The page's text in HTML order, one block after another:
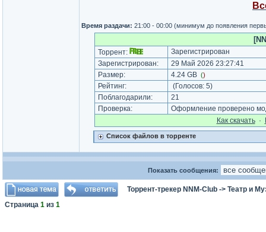
Время раздачи: 21:00 - 00:00 (минимум до появления
Торрент:
Зарегистрирован
Зарегистрирован:
29 Май 2026 23:27:41
Размер:
4.24 GB ()
Рейтинг: (Голосов: 5)
Поблагодарили:
21
Проверка:
Оформление проверено
Как cкачать·
Список файлов в торренте
Показать сообщения:
Торрент-трекер NNM-Club -> Театр и
Страница 1 из 1